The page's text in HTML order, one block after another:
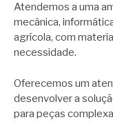
Atendemos a uma
mecânica,
agrícola, com
necessidade.
Oferecemos um
desenvolver a
para peças